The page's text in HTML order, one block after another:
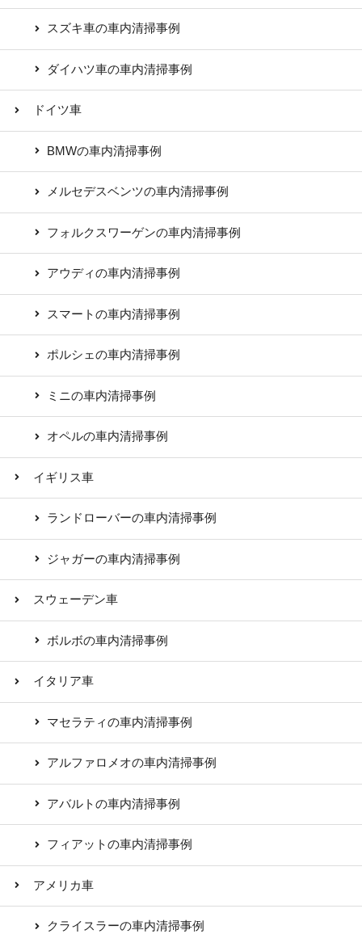
スズキ車の車内清掃事例
ダイハツ車の車内清掃事例
ドイツ車
BMWの車内清掃事例
メルセデスベンツの車内清掃事例
フォルクスワーゲンの車内清掃事例
アウディの車内清掃事例
スマートの車内清掃事例
ポルシェの車内清掃事例
ミニの車内清掃事例
オペルの車内清掃事例
イギリス車
ランドローバーの車内清掃事例
ジャガーの車内清掃事例
スウェーデン車
ボルボの車内清掃事例
イタリア車
マセラティの車内清掃事例
アルファロメオの車内清掃事例
アバルトの車内清掃事例
フィアットの車内清掃事例
アメリカ車
クライスラーの車内清掃事例